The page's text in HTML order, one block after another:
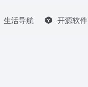
生活导航 开源软件